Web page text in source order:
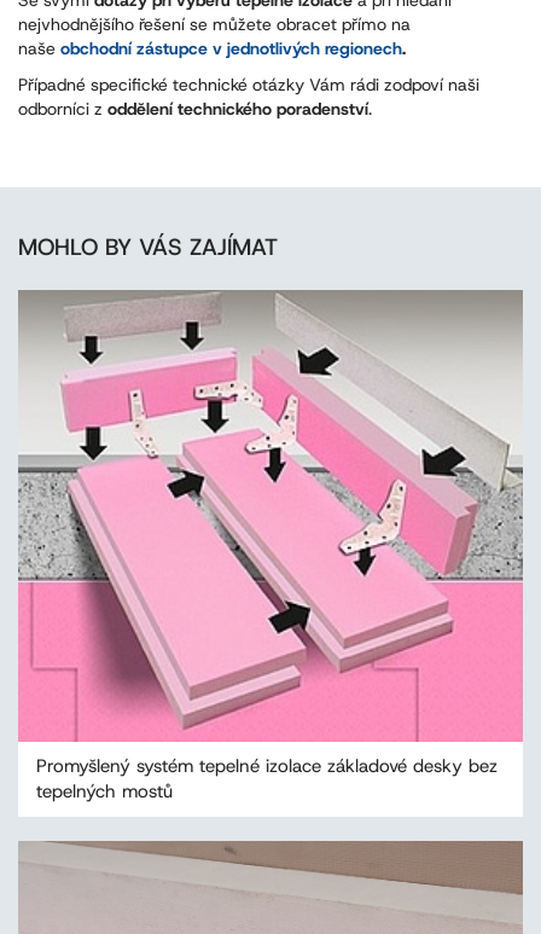
nejvhodnějšího řešení se můžete obracet přímo na
naše obchodní zástupce v jednotlivých regionech.
Případné specifické technické otázky Vám rádi zodpoví naši
odborníci z oddělení technického poradenství.
MOHLO BY VÁS ZAJÍMAT
Promyšlený systém tepelné izolace základové desky bez
tepelných mostů